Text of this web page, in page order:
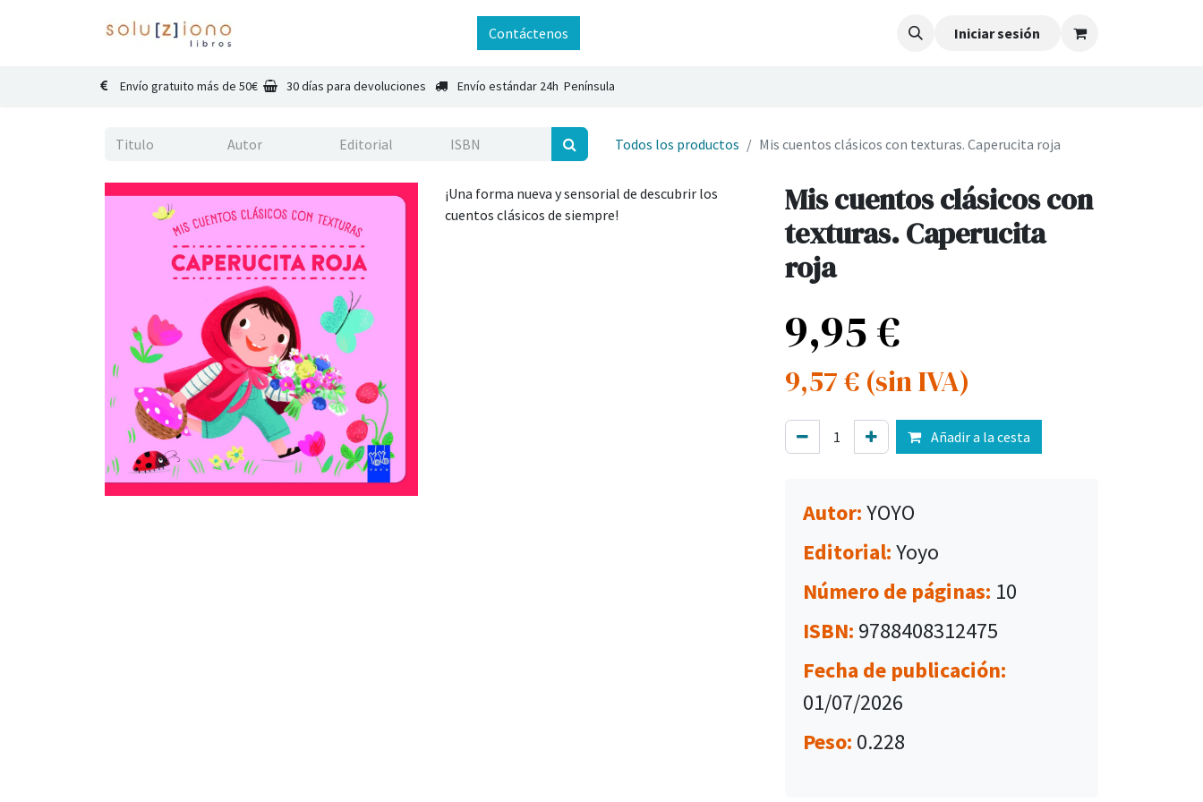
Contáctenos Iniciar sesión
Envío gratuito más de 50€ 30 días para devoluciones Envío estándar 24h Península
Todos los productos Mis cuentos clásicos con texturas. Caperucita roja
¡Una forma nueva y sensorial de descubrir los
cuentos clásicos de siempre!
Mis cuentos clásicos con
texturas. Caperucita
roja
9,95€
9,57€ (sin IVA)
Añadir a la cesta
Autor:YOYO
Editorial:Yoyo
Número de páginas: 10
ISBN: 9788408312475
Fecha de publicación:
01/07/2026
Peso: 0.228